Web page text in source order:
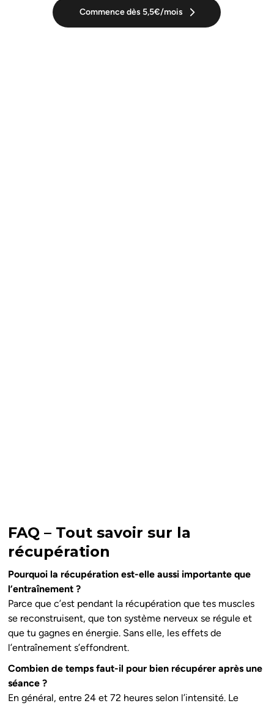
Commence dès 5,5€/mois
FAQ – Tout savoir sur la
récupération
Pourquoi la récupération est-elle aussi importante que
l’entraînement ?
Parce que c’est pendant la récupération que tes muscles
se reconstruisent, que ton système nerveux se régule et
que tu gagnes en énergie. Sans elle, les effets de
l’entraînement s’effondrent.
Combien de temps faut-il pour bien récupérer après une
séance ?
En général, entre 24 et 72 heures selon l’intensité. Le